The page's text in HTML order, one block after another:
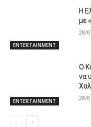
ENTERTAINMENT
Η
με
28/
ENTERTAINMENT
Ο
να
28/